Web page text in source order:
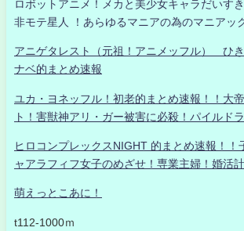
ロボットアニメ！メカと美少女キャラだいす
非モテ星人 ！あらゆるマニアの為のマニアッ
アニゲタレスト（元祖！アニメッフル） ひ
ナベ的まとめ速報
ユカ・ヨネッフル！初老的まとめ速報！！大
ト！害獣神アリ・ガー被害に必殺！パイルド
ヒロコンプレックスNIGHT 的まとめ速報！！
ャアラフィフ女子のめざせ！専業主婦！婚活
萌えっとこあに！
t112-1000ｍ